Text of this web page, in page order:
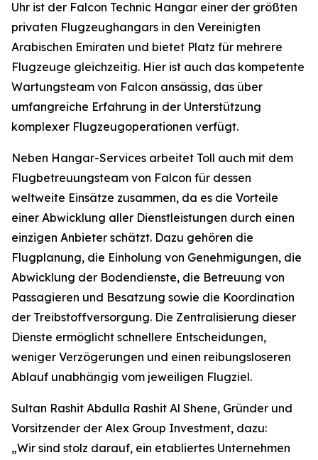
Uhr ist der Falcon Technic Hangar einer der größten
privaten Flugzeughangars in den Vereinigten
Arabischen Emiraten und bietet Platz für mehrere
Flugzeuge gleichzeitig. Hier ist auch das kompetente
Wartungsteam von Falcon ansässig, das über
umfangreiche Erfahrung in der Unterstützung
komplexer Flugzeugoperationen verfügt.
Neben Hangar-Services arbeitet Toll auch mit dem
Flugbetreuungsteam von Falcon für dessen
weltweite Einsätze zusammen, da es die Vorteile
einer Abwicklung aller Dienstleistungen durch einen
einzigen Anbieter schätzt. Dazu gehören die
Flugplanung, die Einholung von Genehmigungen, die
Abwicklung der Bodendienste, die Betreuung von
Passagieren und Besatzung sowie die Koordination
der Treibstoffversorgung. Die Zentralisierung dieser
Dienste ermöglicht schnellere Entscheidungen,
weniger Verzögerungen und einen reibungsloseren
Ablauf unabhängig vom jeweiligen Flugziel.
Sultan Rashit Abdulla Rashit Al Shene, Gründer und
Vorsitzender der Alex Group Investment, dazu:
„Wir sind stolz darauf, ein etabliertes Unternehmen